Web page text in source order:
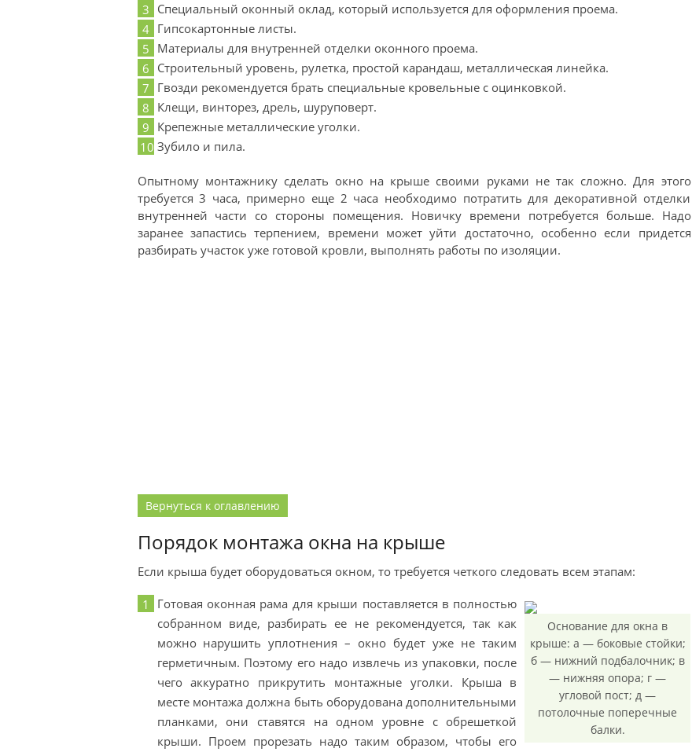
Специальный оконный оклад, который используется для оформления проема.
Гипсокартонные листы.
Материалы для внутренней отделки оконного проема.
Строительный уровень, рулетка, простой карандаш, металлическая линейка.
Гвозди рекомендуется брать специальные кровельные с оцинковкой.
Клещи, винторез, дрель, шуруповерт.
Крепежные металлические уголки.
Зубило и пила.
Опытному монтажнику сделать окно на крыше своими руками не так сложно. Для этого
требуется 3 часа, примерно еще 2 часа необходимо потратить для декоративной отделки
внутренней части со стороны помещения. Новичку времени потребуется больше. Надо
заранее запастись терпением, времени может уйти достаточно, особенно если придется
разбирать участок уже готовой кровли, выполнять работы по изоляции.
Вернуться к оглавлению
Порядок монтажа окна на крыше
Если крыша будет оборудоваться окном, то требуется четкого следовать всем этапам:
Основание для окна в
крыше: а — боковые стойки;
б — нижний подбалочник; в
— нижняя опора; г —
угловой пост; д —
потолочные поперечные
балки.
Готовая оконная рама для крыши поставляется в полностью
собранном виде, разбирать ее не рекомендуется, так как
можно нарушить уплотнения – окно будет уже не таким
герметичным. Поэтому его надо извлечь из упаковки, после
чего аккуратно прикрутить монтажные уголки. Крыша в
месте монтажа должна быть оборудована дополнительными
планками, они ставятся на одном уровне с обрешеткой
крыши. Проем прорезать надо таким образом, чтобы его